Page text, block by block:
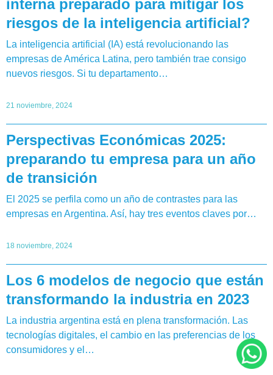
interna preparado para mitigar los
riesgos de la inteligencia artificial?
La inteligencia artificial (IA) está revolucionando las
empresas de América Latina, pero también trae consigo
nuevos riesgos. Si tu departamento…
21 noviembre, 2024
Perspectivas Económicas 2025:
preparando tu empresa para un año
de transición
El 2025 se perfila como un año de contrastes para las
empresas en Argentina. Así, hay tres eventos claves por…
18 noviembre, 2024
Los 6 modelos de negocio que están
transformando la industria en 2023
La industria argentina está en plena transformación. Las
tecnologías digitales, el cambio en las preferencias de los
consumidores y el…